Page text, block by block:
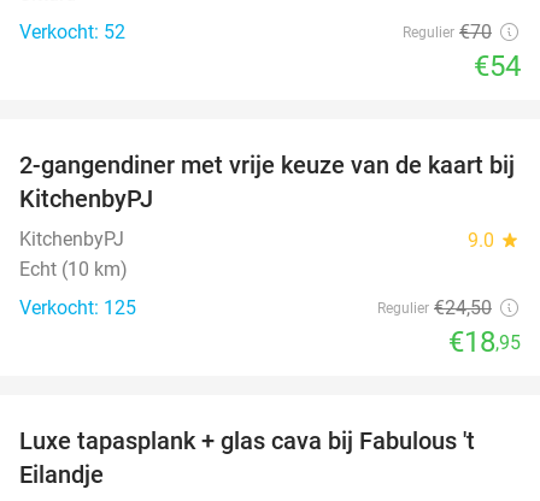
Verkocht: 52
Regulier €70
€54
23%
2-gangendiner met vrije keuze van de kaart bij
KitchenbyPJ
KitchenbyPJ 9.0 star
Echt (10 km)
Verkocht: 125
Regulier €24,50
€18,95
28%
Luxe tapasplank + glas cava bij Fabulous 't
Eilandje